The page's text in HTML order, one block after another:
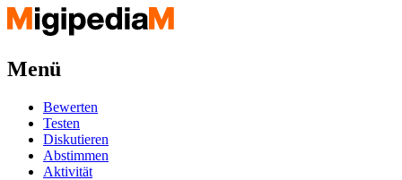
Menü
Bewerten
Testen
Diskutieren
Abstimmen
Aktivität